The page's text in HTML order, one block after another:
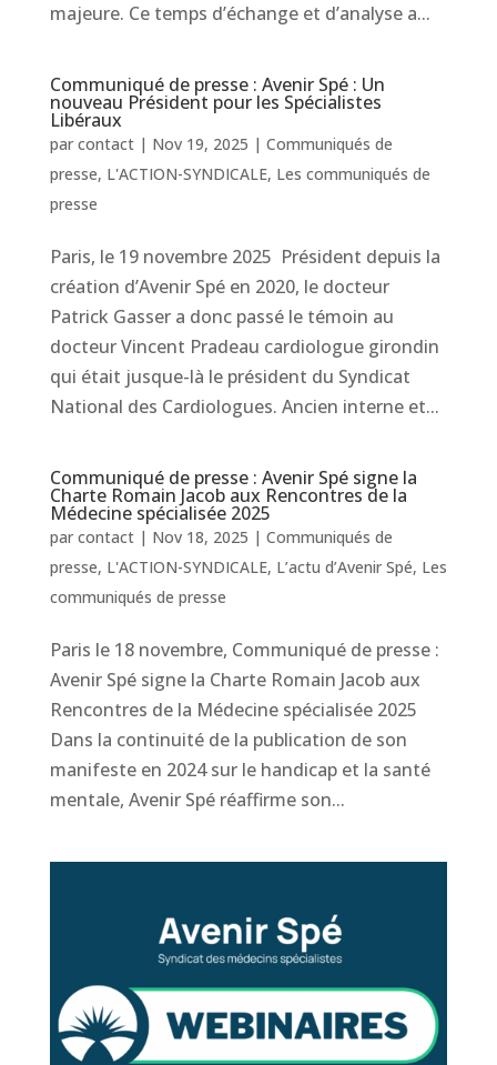
majeure. Ce temps d’échange et d’analyse a...
Communiqué de presse : Avenir Spé : Un
nouveau Président pour les Spécialistes
Libéraux
par contact| Nov 19, 2025 | Communiqués de
presse, L'ACTION-SYNDICALE, Les communiqués de
presse
Paris, le 19 novembre 2025 Président depuis la
création d’Avenir Spé en 2020, le docteur
Patrick Gasser a donc passé le témoin au
docteur Vincent Pradeau cardiologue girondin
qui était jusque-là le président du Syndicat
National des Cardiologues. Ancien interne et...
Communiqué de presse : Avenir Spé signe la
Charte Romain Jacob aux Rencontres de la
Médecine spécialisée 2025
par contact| Nov 18, 2025 | Communiqués de
presse, L'ACTION-SYNDICALE, L’actu d’Avenir Spé, Les
communiqués de presse
Paris le 18 novembre, Communiqué de presse :
Avenir Spé signe la Charte Romain Jacob aux
Rencontres de la Médecine spécialisée 2025
Dans la continuité de la publication de son
manifeste en 2024 sur le handicap et la santé
mentale, Avenir Spé réaffirme son...